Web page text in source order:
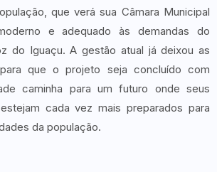
que verá sua Câmara Municipal
e adequado às demandas do
do Iguaçu. A gestão atual já deixou as
que o projeto seja concluído com
caminha para um futuro onde seus
cada vez mais preparados para
da população.